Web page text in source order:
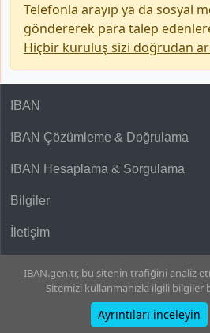
Telefonla arayıp ya da sosyal
göndererek para talep
Hiçbir kuruluş sizi doğrudan
IBAN
IBAN Çözümleme & Doğrulama
IBAN Hesaplama & Sorgulama
Bilgiler
İletişim
IBAN.gen.tr, bu sitenin trafiğini analiz
Sitemizi kullanmanızla ilgili bilgiler
Ayrıntıları inceleyin